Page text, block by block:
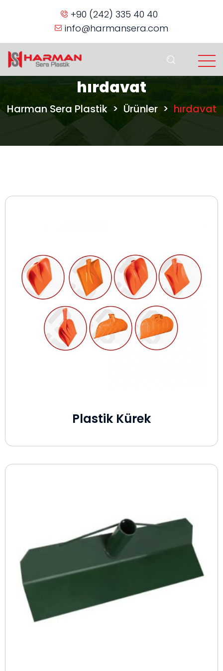
+90 (242) 335 40 40
info@harmansera.com
hırdavat
Harman Sera Plastik > Ürünler > hırdavat
Plastik Kürek